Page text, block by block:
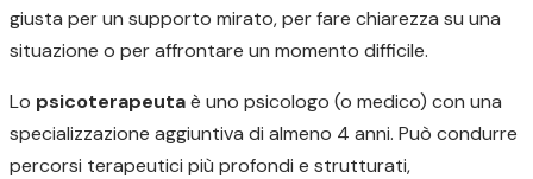
giusta per un supporto mirato, per fare chiarezza su una
situazione o per affrontare un momento difficile.
Lo psicoterapeutaè uno psicologo (o medico) con una
specializzazione aggiuntiva di almeno 4 anni. Può condurre
percorsi terapeutici più profondi e strutturati,